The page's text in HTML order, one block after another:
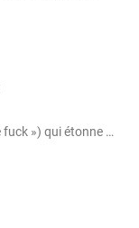
») qui étonne …